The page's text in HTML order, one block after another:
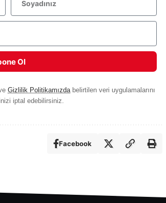
Ol
Gizlilik Politikamızdabelirtilen veri uygulamalarını
iptal edebilirsiniz.
Facebook